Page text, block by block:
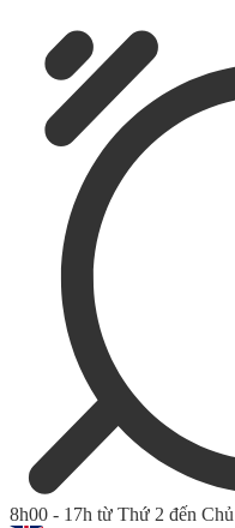
8h00 - 17h từ Thứ 2 đến